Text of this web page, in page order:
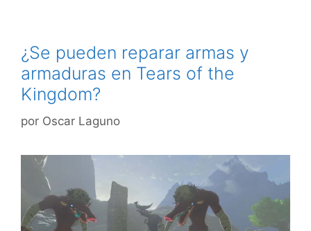
¿Se pueden reparar armas y
armaduras en Tears of the
Kingdom?
por Oscar Laguno